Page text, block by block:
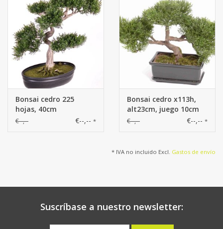
Bonsai cedro 225
hojas, 40cm
€--,-- €--,-- *
Bonsai cedro x113h,
alt23cm, juego 10cm
€--,-- €--,-- *
* IVA no incluido Excl. Gastos de envío
Suscríbase a nuestro newsletter: